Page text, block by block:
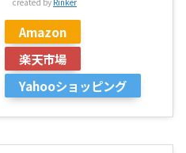
Amazon
楽天市場
Yahooショッピング